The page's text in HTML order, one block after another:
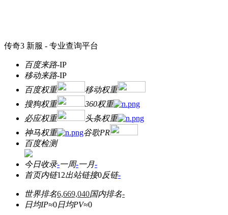
传奇3 新服 - 专业查询平台
百度来路-IP
移动来路-IP
百度权重
移动权重
搜狗权重
360权重
必应权重
头条权重
神马权重
谷歌PR
百度检测
今日收录-一周-一月-
首页内链12出站链接0反链-
世界排名6,669,040国内排名-
日均IP≈0日均PV≈0